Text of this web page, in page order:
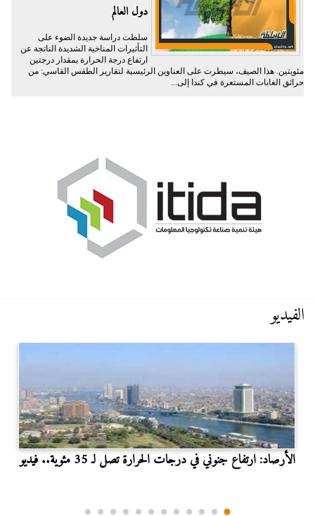
دول العالم
سلطت دراسة جديدة الضوء على
التأثيرات المناخية الشديدة الناتجة عن
ارتفاع درجة الحرارة بمقدار درجتين
مئويتين. هذا الصيف، سيطرت على العناوين الرئيسية لتقارير الطقس القاسي: من
حرائق الغابات المستعرة في كندا إلى...
الفيديو
الأرصاد: ارتفاع جنوني في درجات الحرارة تصل لـ 35 مئوية.. فيديو